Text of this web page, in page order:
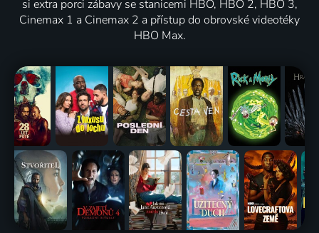
si extra porci zábavy se stanicemi HBO, HBO 2, HBO 3,
Cinemax 1 a Cinemax 2 a přístup do obrovské videotéky
HBO Max.